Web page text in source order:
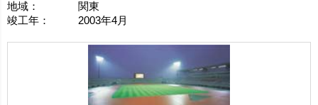
地域：
関東
竣工年：
2003年4月